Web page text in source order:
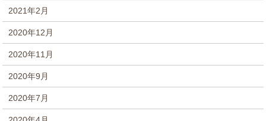
2021年2月
2020年12月
2020年11月
2020年9月
2020年7月